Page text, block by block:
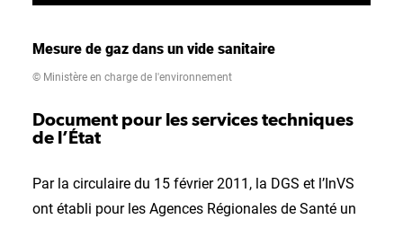
Mesure de gaz dans un vide sanitaire
© Ministère en charge de l'environnement
Document pour les services techniques
de l’État
Par la circulaire du 15 février 2011, la DGS et l’InVS
ont établi pour les Agences Régionales de Santé un